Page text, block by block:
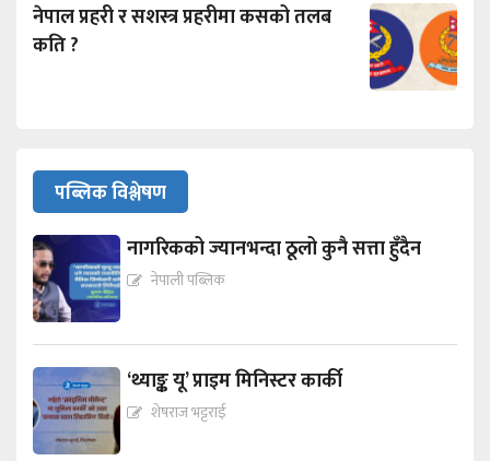
नेपाल प्रहरी र सशस्त्र प्रहरीमा कसको तलब
कति ?
पब्लिक विश्लेषण
नागरिकको ज्यानभन्दा ठूलो कुनै सत्ता हुँदैन
नेपाली पब्लिक
‘थ्याङ्क यू’ प्राइम मिनिस्टर कार्की
शेषराज भट्टराई